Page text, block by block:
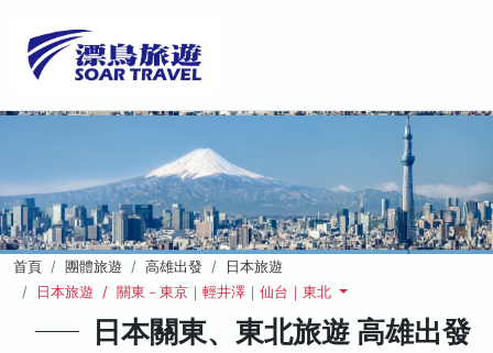
首頁 團體旅遊 高雄出發
日本旅遊
日本旅遊 / 關東－東京｜輕井澤｜仙台｜東北
日本關東、東北旅遊 高雄出發